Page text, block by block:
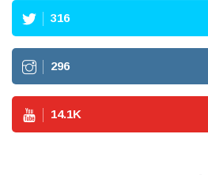
316
296
14.1K